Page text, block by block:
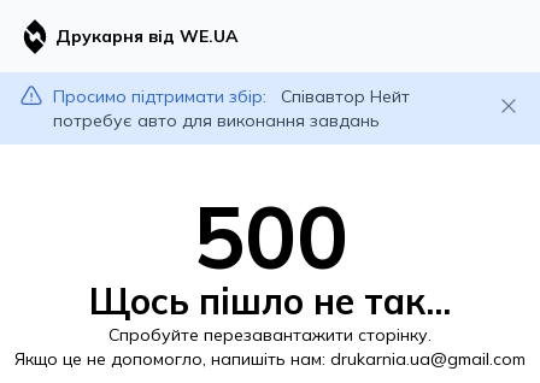
Друкарня від WE.UA
Просимо підтримати збір:
Співавтор Нейт
потребує авто для виконання завдань
500
Щось пішло не так...
Спробуйте перезавантажити сторінку.
Якщо це не допомогло, напишіть нам: drukarnia.ua@gmail.com